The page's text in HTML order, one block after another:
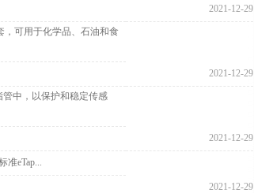
2021-12-29
，可用于化学品、石油和食
2021-12-29
管中，以保护和稳定传感
2021-12-29
准eTap...
2021-12-29